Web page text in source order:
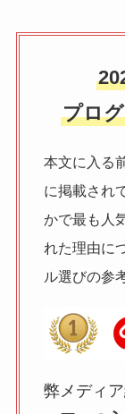
プロ
本文に入る
に掲載され
かで最も人
れた理由に
ル選びの参
弊メディ